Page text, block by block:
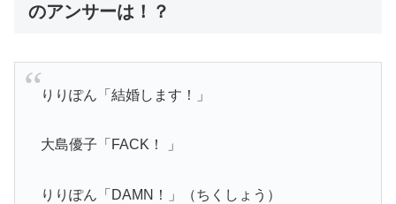
のアンサーは！？
りりぽん「結婚します！」
大島優子「FACK！ 」
りりぽん「DAMN！」（ちくしょう）